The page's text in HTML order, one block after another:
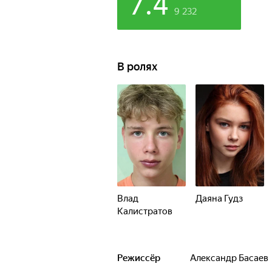
9 232
В ролях
Влад
Калистратов
Даяна Гудз
Режиссёр Александр Басаев